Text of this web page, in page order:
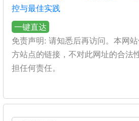
控与最佳实践
一键直达
免责声明: 请知悉后再访问。本网
方站点的链接，不对此网址的合法
担任何责任。